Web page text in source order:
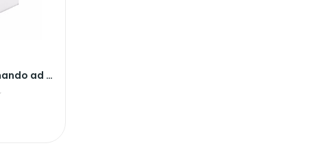
Miscelatore monocomando ad incasso doccia 66475E